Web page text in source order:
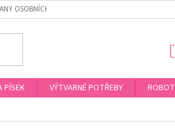
OSOBNÍCH ÚDAJŮ
PÍSEK VÝTVARNÉ POTŘEBY